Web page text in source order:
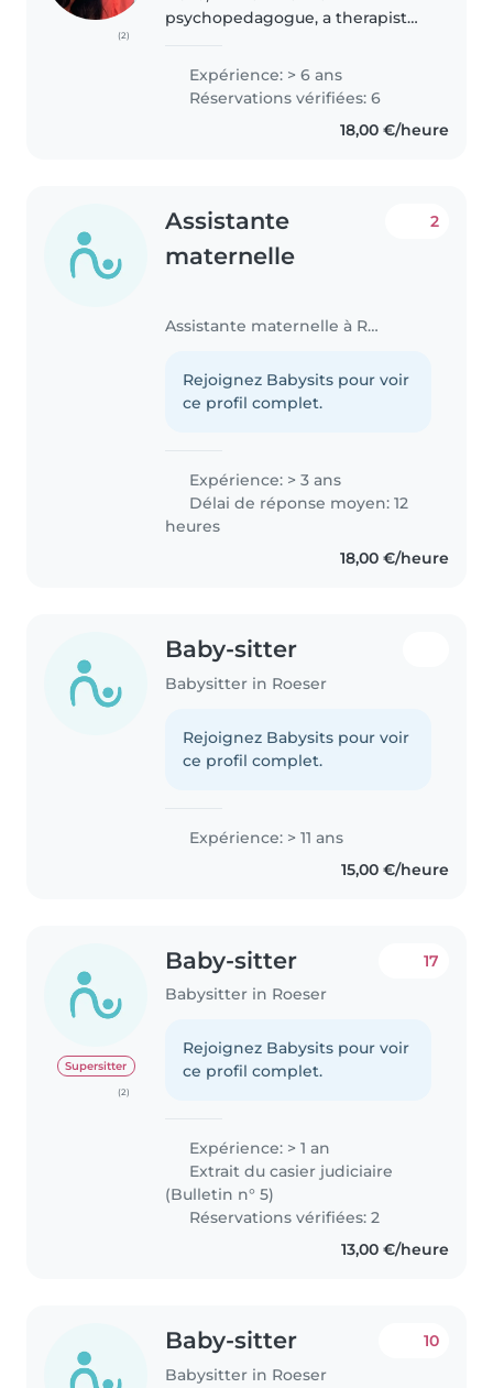
(2)
psychopedagogue, a therapist
childhood education teacher, I
have a lot of experience with
children both professionally
Expérience: > 6 ans
Réservations vérifiées: 6
18,00 €/heure
Assistante
maternelle
Assistante maternelle à Roeser
2
Rejoignez Babysits pour voir
ce profil complet.
Expérience: > 3 ans
Délai de réponse moyen: 12
heures
18,00 €/heure
Baby-sitter
Babysitter in Roeser
Rejoignez Babysits pour voir
ce profil complet.
Expérience: > 11 ans
15,00 €/heure
Supersitter
(2)
Baby-sitter
Babysitter in Roeser
17
Rejoignez Babysits pour voir
ce profil complet.
Expérience: > 1 an
Extrait du casier judiciaire
(Bulletin n° 5)
Réservations vérifiées: 2
13,00 €/heure
Baby-sitter
Babysitter in Roeser
10